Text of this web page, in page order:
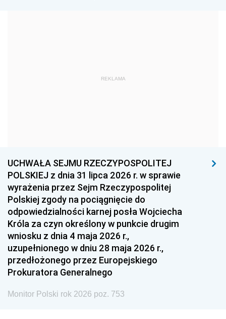
1968
1954 1953 1952
1951 1950 1949
1948 1947
1939 1938 1937
1936 1930
REKLAMA
UCHWAŁA SEJMU RZECZYPOSPOLITEJ
POLSKIEJ z dnia 31 lipca 2026 r. w sprawie
wyrażenia przez Sejm Rzeczypospolitej
Polskiej zgody na pociągnięcie do
odpowiedzialności karnej posła Wojciecha
Króla za czyn określony w punkcie drugim
wniosku z dnia 4 maja 2026 r.,
uzupełnionego w dniu 28 maja 2026 r.,
przedłożonego przez Europejskiego
Prokuratora Generalnego
Monitor Polski rok 2026 poz. 753